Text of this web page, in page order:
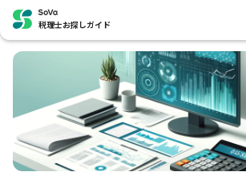
税理士お探しガイド